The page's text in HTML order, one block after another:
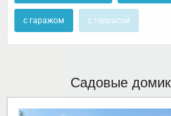
с гаражом с террасой
Садовые